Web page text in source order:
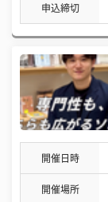
申込締切
開催日時
開催場所